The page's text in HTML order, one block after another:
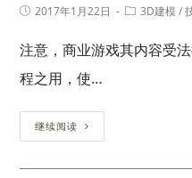
2017年1月22日 3D建模/
注意，商业游戏其内容受
程之用，使…
继续阅读